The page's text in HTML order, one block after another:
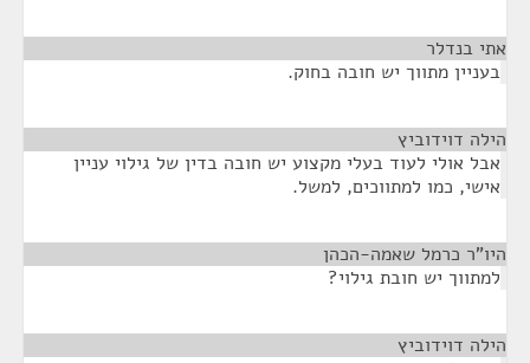
אתי בנדלר
בעניין מתווך יש חובה בחוק.
הילה דוידוביץ
אבל אולי לעוד בעלי מקצוע יש חובה בדין של גילוי עניין
אישי, כמו למתווכים, למשל.
היו"ר כרמל שאמה-הכהן
למתווך יש חובת גילוי?
הילה דוידוביץ